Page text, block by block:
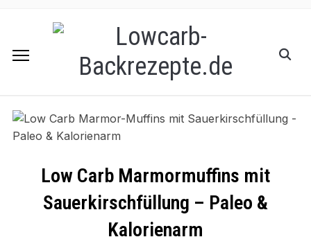
Low Carb Marmormuffins mit
Sauerkirschfüllung – Paleo &
Kalorienarm